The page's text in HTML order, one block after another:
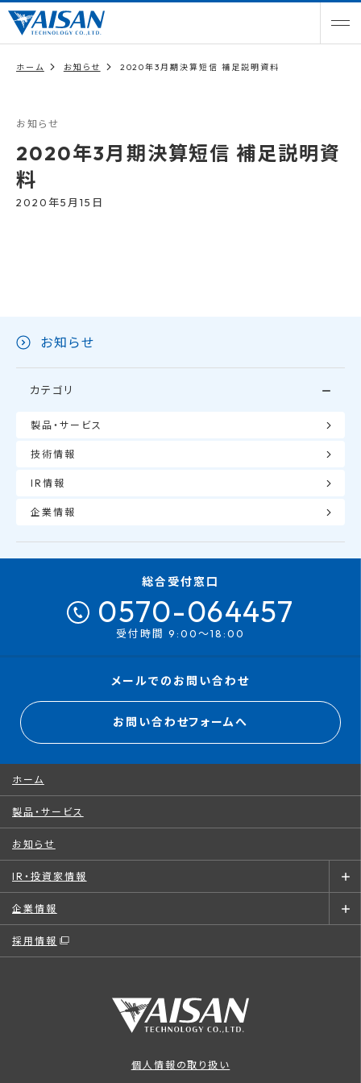
ホーム お知らせ 2020年3月期決算短信 補足説明資料
お知らせ
2020年3月期決算短信 補足説明資
料
2020年5月15日
お知らせ
カテゴリ
製品・サービス
技術情報
IR情報
企業情報
総合受付窓口
0570-064457
受付時間 9:00～18:00
メールでのお問い合わせ
お問い合わせフォームへ
ホーム
製品・サービス
お知らせ
IR・投資家情報
企業情報
採用情報
個人情報の取り扱い